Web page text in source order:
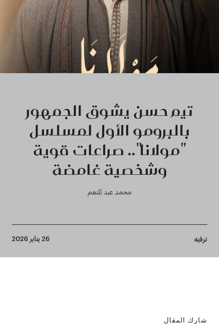
تيم حسن يشوق الجمهور
بالبرومو الأول لمسلسل
"مولانا".. صراعات قوية
وشخصية غامضة
محمد عبد المنعم
Breadcrumb
ترفيه 26 يناير 2026
شارك المقال